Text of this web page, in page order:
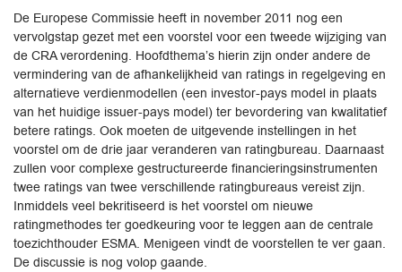
De Europese Commissie heeft in november 2011 nog een
vervolgstap gezet met een voorstel voor een tweede wijziging van
de CRA verordening. Hoofdthema’s hierin zijn onder andere de
vermindering van de afhankelijkheid van ratings in regelgeving en
alternatieve verdienmodellen (een investor-pays model in plaats
van het huidige issuer-pays model) ter bevordering van kwalitatief
betere ratings. Ook moeten de uitgevende instellingen in het
voorstel om de drie jaar veranderen van ratingbureau. Daarnaast
zullen voor complexe gestructureerde financieringsinstrumenten
twee ratings van twee verschillende ratingbureaus vereist zijn.
Inmiddels veel bekritiseerd is het voorstel om nieuwe
ratingmethodes ter goedkeuring voor te leggen aan de centrale
toezichthouder ESMA. Menigeen vindt de voorstellen te ver gaan.
De discussie is nog volop gaande.